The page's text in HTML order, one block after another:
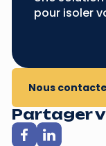
pour isoler
Nous
Partager